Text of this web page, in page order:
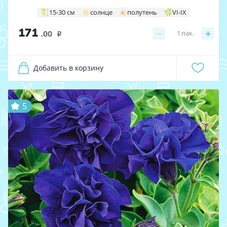
15-30 см солнце полутень VI-IX
171 .00 i − +
1 пак.
Добавить в корзину
5